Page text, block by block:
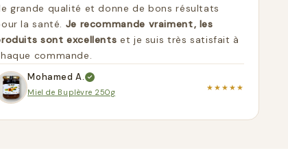
grande qualité et donne de bons résultats
la santé. Je recommande vraiment, les
sont excellents et je suis très satisfait à
commande.
Mohamed A.
Miel de Buplèvre 250g
★★★★★